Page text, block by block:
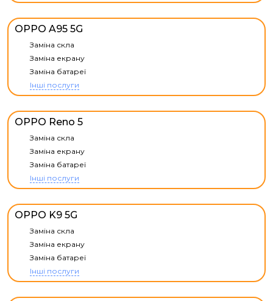
OPPO A95 5G
Заміна скла
Заміна екрану
Заміна батареї
Інші послуги
OPPO Reno 5
Заміна скла
Заміна екрану
Заміна батареї
Інші послуги
OPPO K9 5G
Заміна скла
Заміна екрану
Заміна батареї
Інші послуги